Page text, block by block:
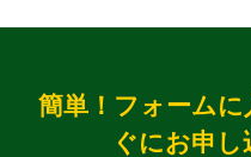
簡単！フォーム
ぐにお申し